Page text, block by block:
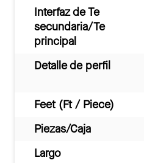
Interfaz de Te
secundaria/Te
principal
Detalle de perfil
Feet (Ft / Piece)
Piezas/Caja
Largo